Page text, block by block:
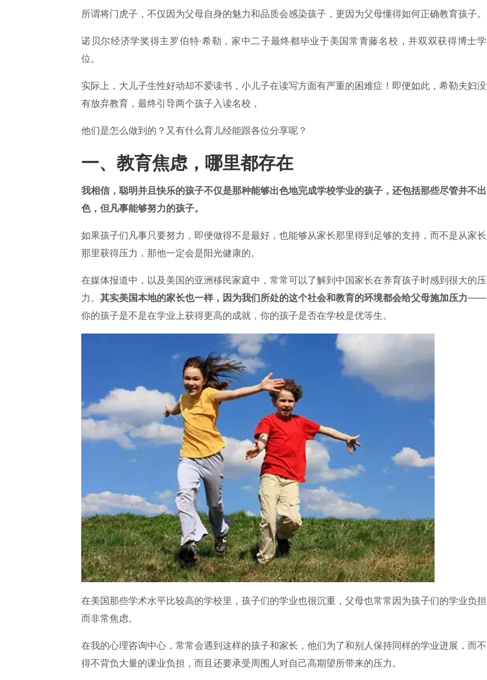
所谓将门虎子，不仅因为父母自身的魅力和品质会感染孩子，更因为父母懂得如何正确教育孩子。
诺贝尔经济学奖得主罗伯特·希勒，家中二子最终都毕业于美国常青藤名校，并双双获得博士学
位。
实际上，大儿子生性好动却不爱读书，小儿子在读写方面有严重的困难症！即便如此，希勒夫妇没
有放弃教育，最终引导两个孩子入读名校，
他们是怎么做到的？又有什么育儿经能跟各位分享呢？
一、教育焦虑，哪里都存在
我相信，聪明并且快乐的孩子不仅是那种能够出色地完成学校学业的孩子，还包括那些尽管并不出
色，但凡事能够努力的孩子。
如果孩子们凡事只要努力，即便做得不是最好，也能够从家长那里得到足够的支持，而不是从家长
那里获得压力，那他一定会是阳光健康的。
在媒体报道中，以及美国的亚洲移民家庭中，常常可以了解到中国家长在养育孩子时感到很大的压
力。 其实美国本地的家长也一样，因为我们所处的这个社会和教育的环境都会给父母施加压力——
你的孩子是不是在学业上获得更高的成就，你的孩子是否在学校是优等生。
在美国那些学术水平比较高的学校里，孩子们的学业也很沉重，父母也常常因为孩子们的学业负担
而非常焦虑。
在我的心理咨询中心，常常会遇到这样的孩子和家长，他们为了和别人保持同样的学业进展，而不
得不背负大量的课业负担，而且还要承受周围人对自己高期望所带来的压力。